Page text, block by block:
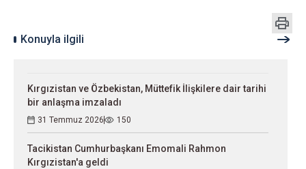
Konuyla ilgili
Kırgızistan ve Özbekistan, Müttefik İlişkilere dair tarihi
bir anlaşma imzaladı
31 Temmuz 2026 150
Tacikistan Cumhurbaşkanı Emomali Rahmon
Kırgızistan'a geldi